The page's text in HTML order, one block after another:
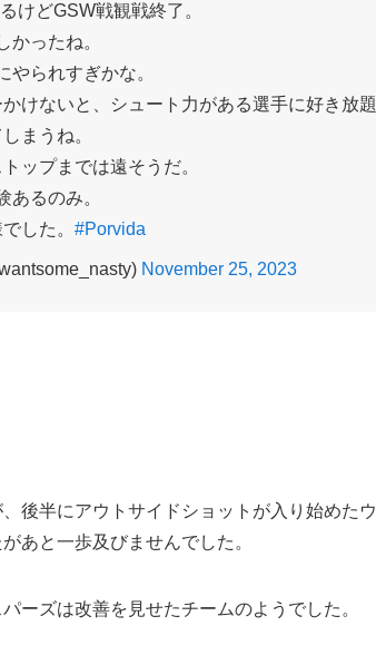
けどGSW戦観戦終了。
かったね。
やられすぎかな。
けないと、シュート力がある選手に好き放
まうね。
ップまでは遠そうだ。
あるのみ。
した。 #Porvida
November 25, 2023
後半にアウトサイドショットが入り始めた
あと一歩及びませんでした。
ーズは改善を見せたチームのようでした。